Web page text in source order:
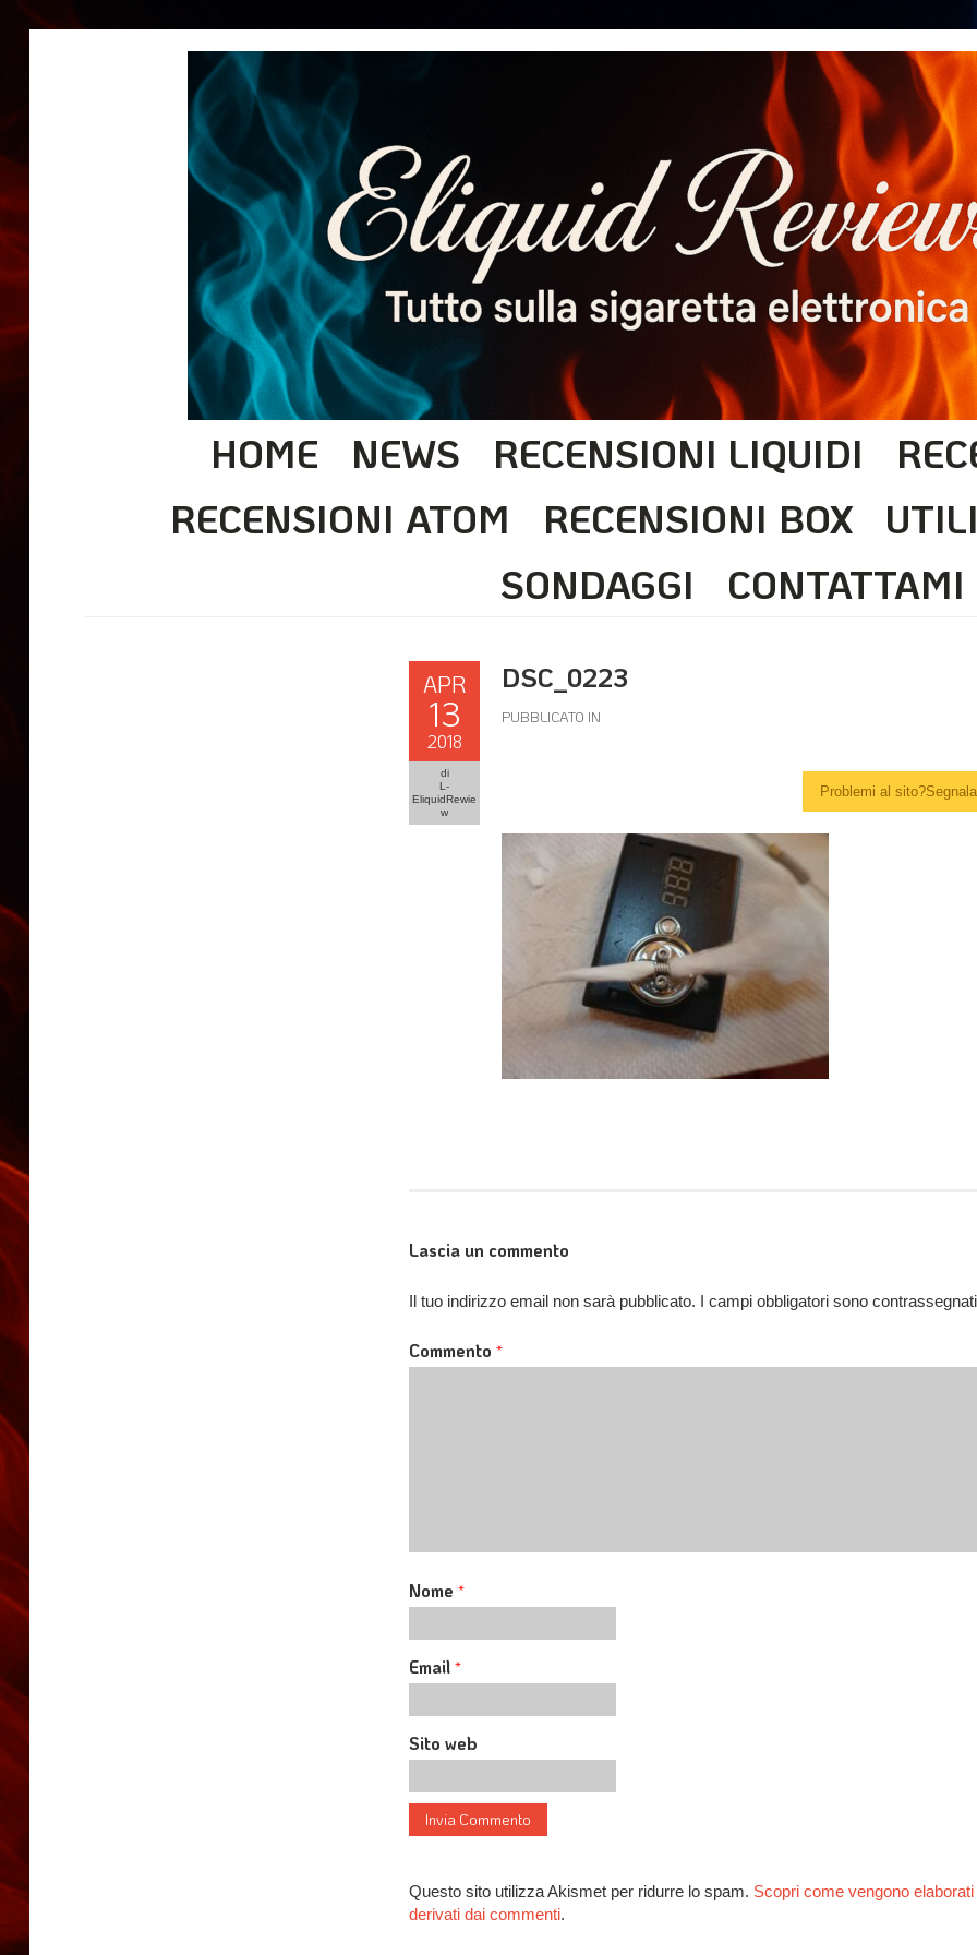
HOME NEWS RECENSIONI LIQUIDI
RECENSIONI ATOM
RECENSIONI BOX
SONDAGGI
CONTATTAMI
APR
13
2018
di
L-
EliquidRewie
w
DSC_0223
PUBBLICATO IN
Problemi al
Lascia un commento
Il tuo indirizzo email non sarà pubblicato. I campi obbligatori sono
Commento*
Nome*
Email*
Sito web
Questo sito utilizza Akismet per ridurre lo spam. Scopri come vengono elaborati
derivati dai commenti.